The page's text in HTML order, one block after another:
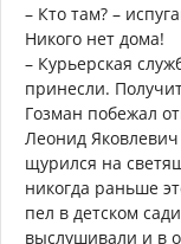
– Кто там? –
Никого нет дома!
– Курьерская
принесли.
Гозман побежал
Леонид
щурился на
никогда раньше
пел в детском
выслушивали и в